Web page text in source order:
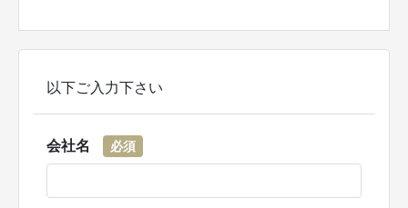
以下ご入力下さい
会社名 必須